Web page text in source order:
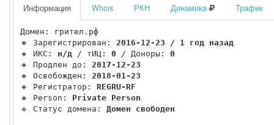
Информация Whois РКН Динамика Трафик
Домен: грител.рф
🔸 Зарегистрирован: 2016-12-23 / 1 год назад
🔸 ИКС: н/д / тИЦ: 0 / Доноры: 0
🔸 Продлен до: 2017-12-23
🔸 Освобожден: 2018-01-23
🔸 Регистратор: REGRU-RF
🔸 Person: Private Person
🔹 Статус домена: Домен свободен